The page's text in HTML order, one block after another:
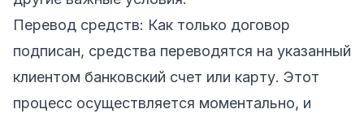
Перевод средств: Как только договор
подписан, средства переводятся на указанный
клиентом банковский счет или карту. Этот
процесс осуществляется моментально, и